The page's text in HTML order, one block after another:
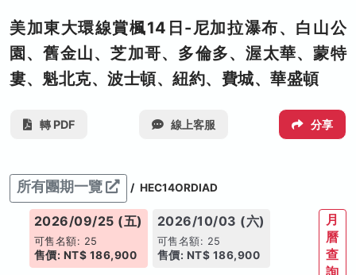
美加東大環線賞楓14日-尼加拉瀑布、白山公
園、舊金山、芝加哥、多倫多、渥太華、蒙特
婁、魁北克、波士頓、紐約、費城、華盛頓
轉 PDF 線上客服 分享
所有團期一覽 / HEC14ORDIAD
2026/09/25 (五)
可售名額: 25
售價: NT$ 186,900
2026/10/03 (六)
可售名額: 25
售價: NT$ 186,900
月
曆
查
詢